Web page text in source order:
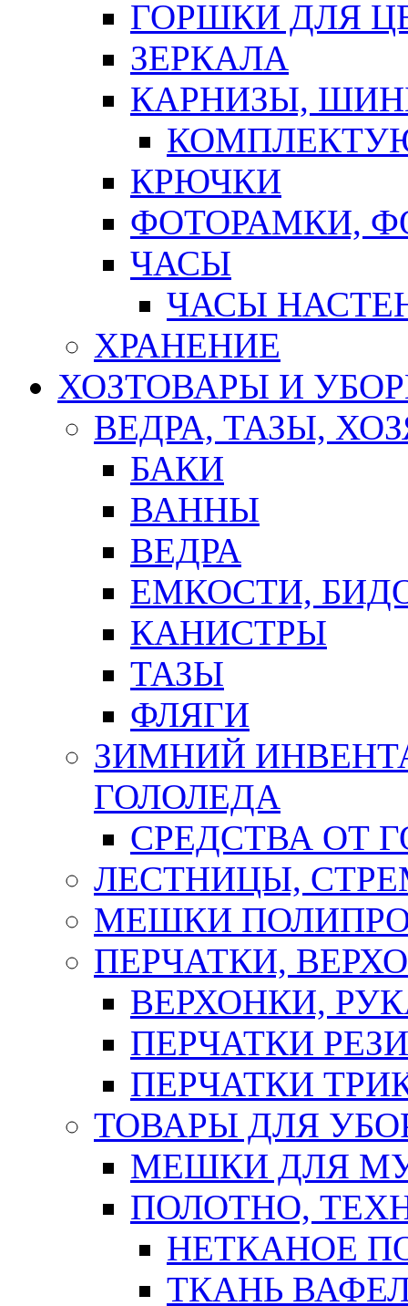
ГОРШКИ ДЛЯ
ЗЕРКАЛА
КАРНИЗЫ,
КРЮЧКИ
ФОТОРАМКИ,
ЧАСЫ
ЧАСЫ
ХРАНЕНИЕ
ХОЗТОВАРЫ И
ВЕДРА, ТАЗЫ,
БАКИ
ВАННЫ
ВЕДРА
ЕМКОСТИ,
КАНИСТРЫ
ТАЗЫ
ФЛЯГИ
ЗИМНИЙ
ГОЛОЛЕДА
СРЕДСТВА ОТ
ЛЕСТНИЦЫ,
МЕШКИ
ПЕРЧАТКИ,
ВЕРХОНКИ,
ПЕРЧАТКИ
ПЕРЧАТКИ
ТОВАРЫ ДЛЯ
МЕШКИ ДЛЯ
ПОЛОТНО,
НЕТКАНОЕ
ТКАНЬ